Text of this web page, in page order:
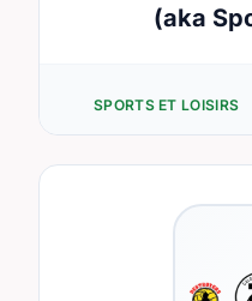
(aka
SPORTS ET LOISIRS